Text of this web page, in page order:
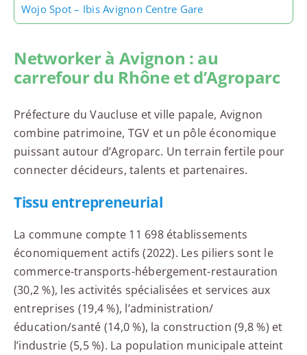
Wojo Spot – Ibis Avignon Centre Gare
Networker à Avignon : au
carrefour du Rhône et d’Agroparc
Préfecture du Vaucluse et ville papale, Avignon
combine patrimoine, TGV et un pôle économique
puissant autour d’Agroparc. Un terrain fertile pour
connecter décideurs, talents et partenaires.
Tissu entrepreneurial
La commune compte 11 698 établissements
économiquement actifs (2022). Les piliers sont le
commerce-transports-hébergement-restauration
(30,2 %), les activités spécialisées et services aux
entreprises (19,4 %), l’administration/
éducation/santé (14,0 %), la construction (9,8 %) et
l’industrie (5,5 %). La population municipale atteint